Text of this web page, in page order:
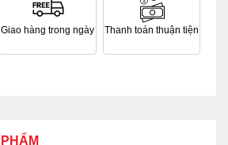
Giao hàng trong ngày Thanh toán thuận tiện